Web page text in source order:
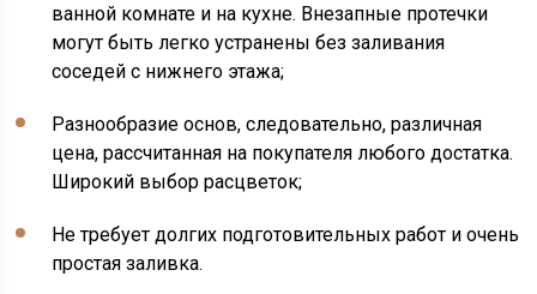
ванной комнате и на кухне. Внезапные протечки
могут быть легко устранены без заливания
соседей с нижнего этажа;
Разнообразие основ, следовательно, различная
цена, рассчитанная на покупателя любого достатка.
Широкий выбор расцветок;
Не требует долгих подготовительных работ и очень
простая заливка.